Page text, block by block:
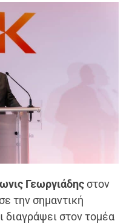
Γεωργιάδης στον
την σημαντική
στον τομέα